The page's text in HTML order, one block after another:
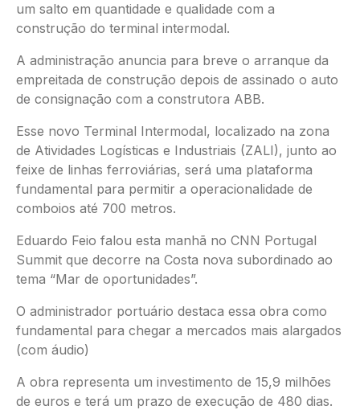
um salto em quantidade e qualidade com a
construção do terminal intermodal.
A administração anuncia para breve o arranque da
empreitada de construção depois de assinado o auto
de consignação com a construtora ABB.
Esse novo Terminal Intermodal, localizado na zona
de Atividades Logísticas e Industriais (ZALI), junto ao
feixe de linhas ferroviárias, será uma plataforma
fundamental para permitir a operacionalidade de
comboios até 700 metros.
Eduardo Feio falou esta manhã no CNN Portugal
Summit que decorre na Costa nova subordinado ao
tema “Mar de oportunidades”.
O administrador portuário destaca essa obra como
fundamental para chegar a mercados mais alargados
(com áudio)
A obra representa um investimento de 15,9 milhões
de euros e terá um prazo de execução de 480 dias.